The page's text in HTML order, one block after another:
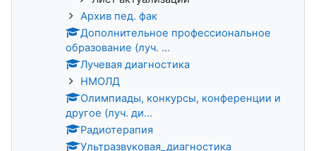
Архив пед. фак
Дополнительное профессиональное
образование (луч. ...
Лучевая диагностика
НМОЛД
Олимпиады, конкурсы, конференции и
другое (луч. ди...
Радиотерапия
Ультразвуковая_диагностика